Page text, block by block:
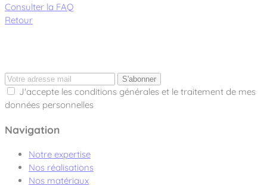
Consulter la FAQ
Retour
S'abonner
J'accepte les conditions générales et le traitement de mes
données personnelles
Navigation
Notre expertise
Nos réalisations
Nos matériaux